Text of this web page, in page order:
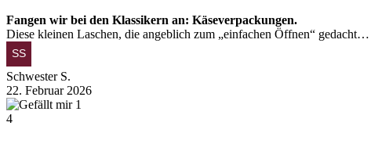
Fangen wir bei den Klassikern an: Käseverpackungen.
Diese kleinen Laschen, die angeblich zum „einfachen Öffnen“ gedacht…
Schwester S.
22. Februar 2026
1
4